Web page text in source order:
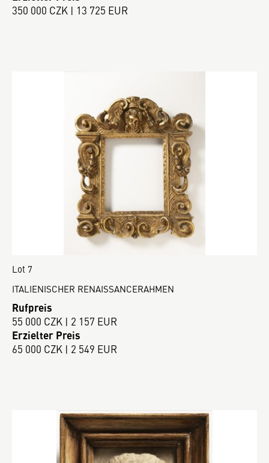
350 000 CZK | 13 725 EUR
Lot 7
ITALIENISCHER RENAISSANCERAHMEN
Rufpreis
55 000 CZK | 2 157 EUR
Erzielter Preis
65 000 CZK | 2 549 EUR